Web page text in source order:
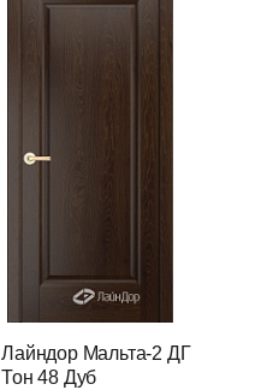
Лайндор Мальта-2 ДГ
Тон 48 Дуб